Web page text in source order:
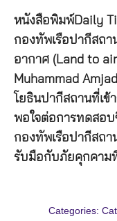
หนังสือพิมพ์Daily
กองทัพเรือปากีสถ
อากาศ (Land to
Muhammad
โยธินปากีสถานที่เข้
พอใจต่อการทดสอ
กองทัพเรือปากีสถ
รับมือกับภัยคุกคาม
Categories: